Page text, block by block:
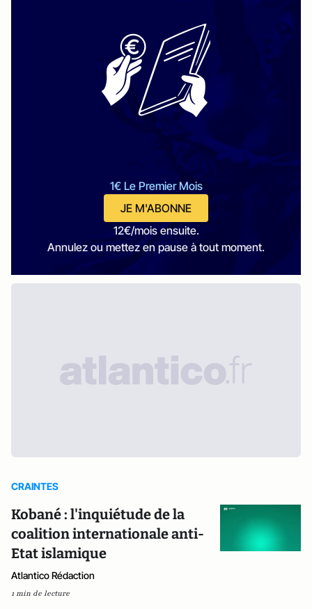
1€ Le Premier Mois
JE M'ABONNE
12€/mois ensuite.
Annulez ou mettez en pause à tout moment.
CRAINTES
Kobané : l'inquiétude de la
coalition internationale anti-
Etat islamique
Atlantico Rédaction
1 min de lecture